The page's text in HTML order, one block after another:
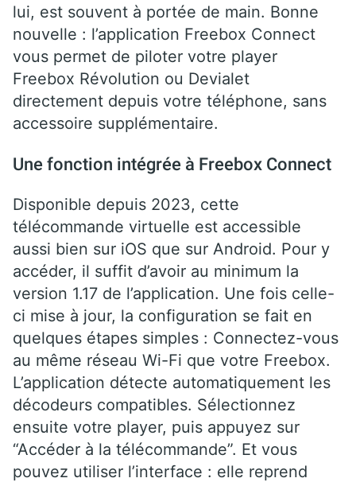
lui, est souvent à portée de main. Bonne
nouvelle : l’application Freebox Connect
vous permet de piloter votre player
Freebox Révolution ou Devialet
directement depuis votre téléphone, sans
accessoire supplémentaire.
Une fonction intégrée à Freebox Connect
Disponible depuis 2023, cette
télécommande virtuelle est accessible
aussi bien sur iOS que sur Android. Pour y
accéder, il suffit d’avoir au minimum la
version 1.17 de l’application. Une fois celle-
ci mise à jour, la configuration se fait en
quelques étapes simples : Connectez-vous
au même réseau Wi-Fi que votre Freebox.
L’application détecte automatiquement les
décodeurs compatibles. Sélectionnez
ensuite votre player, puis appuyez sur
“Accéder à la télécommande”. Et vous
pouvez utiliser l’interface : elle reprend